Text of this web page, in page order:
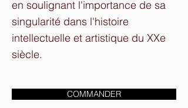
en soulignant l'importance de sa
singularité dans l'histoire
intellectuelle et artistique du XXe
siècle.
COMMANDER